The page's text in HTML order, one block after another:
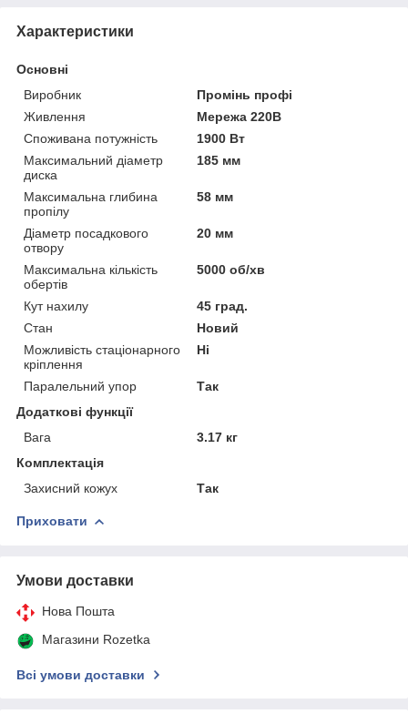
Характеристики
Основні
Виробник
Промінь профі
Живлення
Мережа 220В
Споживана потужність
1900 Вт
Максимальний діаметр
диска
185 мм
Максимальна глибина
пропілу
58 мм
Діаметр посадкового
отвору
20 мм
Максимальна кількість
обертів
5000 об/хв
Кут нахилу
45 град.
Стан
Новий
Можливість стаціонарного
кріплення
Ні
Паралельний упор
Так
Додаткові функції
Вага
3.17 кг
Комплектація
Захисний кожух
Так
Приховати
Умови доставки
Нова Пошта
Магазини Rozetka
Всі умови доставки